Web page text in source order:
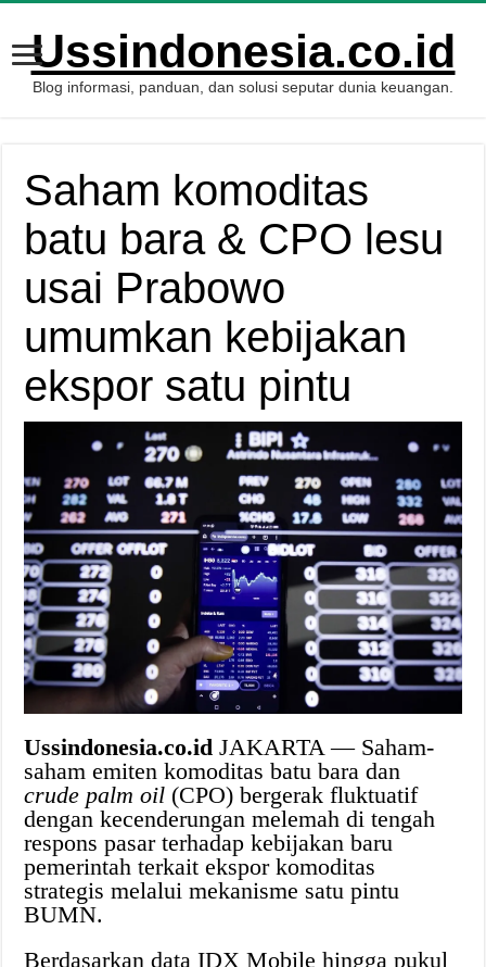
Ussindonesia.co.id
Blog informasi, panduan, dan solusi seputar dunia keuangan.
Saham komoditas
batu bara & CPO lesu
usai Prabowo
umumkan kebijakan
ekspor satu pintu
Ussindonesia.co.idJAKARTA — Saham-
saham emiten komoditas batu bara dan
crude palm oil (CPO) bergerak fluktuatif
dengan kecenderungan melemah di tengah
respons pasar terhadap kebijakan baru
pemerintah terkait ekspor komoditas
strategis melalui mekanisme satu pintu
BUMN.
Berdasarkan data IDX Mobile hingga pukul